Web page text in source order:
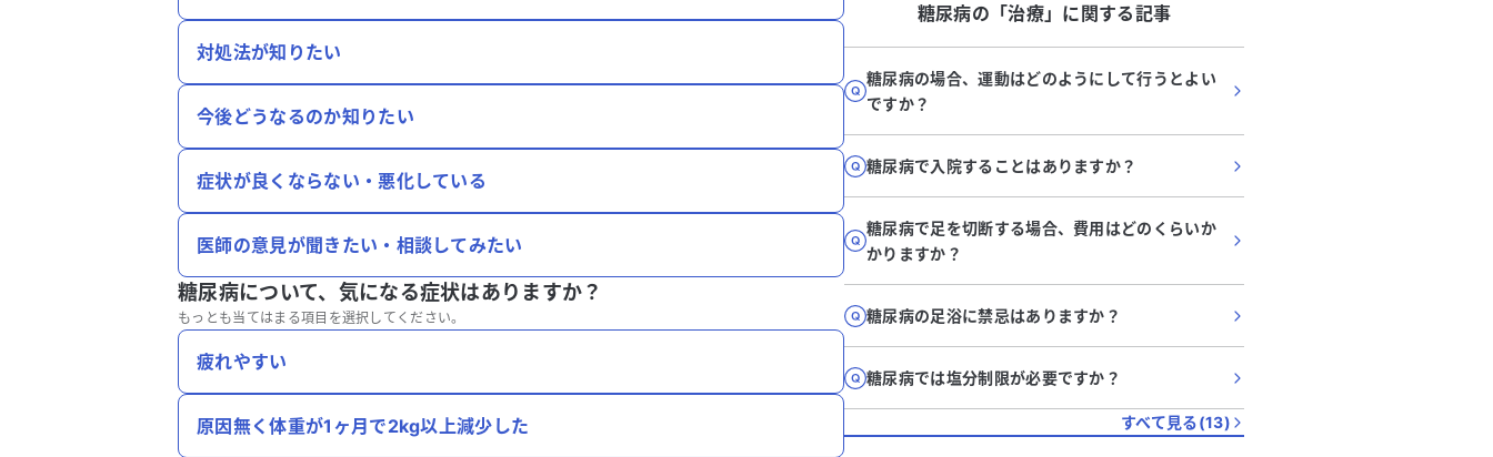
対処法が知りたい
今後どうなるのか知りたい
症状が良くならない・悪化している
医師の意見が聞きたい・相談してみたい
糖尿病について、 気になる症状はありますか？
もっとも当てはまる項目を選択してください。
疲れやすい
原因無く体重が1ヶ月で2kg以上減少した
糖尿病の「治療」に関する記事
糖尿病の場合、運動はどのようにして行うとよい
ですか？
糖尿病で入院することはありますか？
糖尿病で足を切断する場合、費用はどのくらいか
かりますか？
糖尿病の足浴に禁忌はありますか？
糖尿病では塩分制限が必要ですか？
すべて見る(13)